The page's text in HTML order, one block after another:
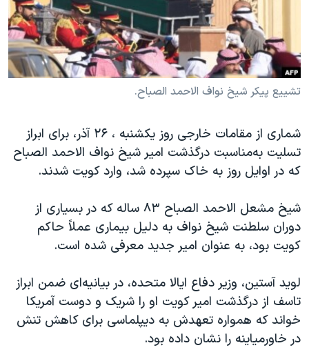
فرهنگ و زندگی
حقوق شهروندی
اقتصادی
علم و فناوری
گالری عکس
آرشیو پخش زنده
مستندها
انتخابات ریاست جمهوری آمریکا ۲۰۲۴
حمله جمهوری اسلامی به اسرائیل
رمز مهسا
اعتراضات زن، زندگی، آزادی
مجموعه مستندهای دادخواهی
دادگاه حمید نوری
چهل سال گروگان‌گیری
اعتراضات مردمی آبان ۹۸
اسرائیل در جنگ
نرگس محمدی برنده جایزه نوبل صلح
دنبال کنید
تشییع پیکر شیخ نواف الاحمد الصباح.
شماری از مقامات خارجی روز یکشنبه ، ۲۶ آذر، برای ابراز
تسلیت به‌مناسبت درگذشت امیر شیخ نواف الاحمد الصباح
که در اوایل روز به خاک سپرده شد، وارد کویت شدند.
شیخ مشعل الاحمد الصباح ۸۳ ساله که در بسیاری از
دوران سلطنت شیخ نواف به دلیل بیماری عملاً حاکم
کویت بود، به عنوان امیر جدید معرفی شده است.
لوید آستین، وزیر دفاع ایالا متحده، در بیانیه‌ای ضمن ابراز
تاسف از درگذشت امیر کویت او را شریک و دوست آمریکا
خواند که همواره تعهدش به دیپلماسی برای کاهش تنش
در خاورمیاینه را نشان داده بود.